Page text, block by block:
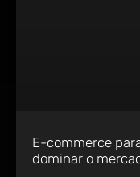
E-commerce
dominar o